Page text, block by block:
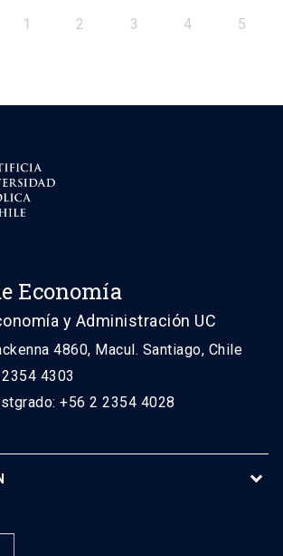
1 2 3 4 5
Economía
y Administración UC
4860, Macul. Santiago, Chile
4303
+56 2 2354 4028